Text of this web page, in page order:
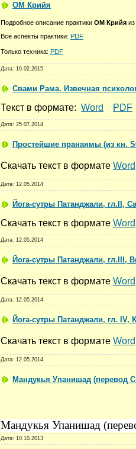
ОМ Крийя
Подробное описание практики ОМ Крийя из
Все аспекты практики: PDF
Только техника: PDF
Дата: 10.02.2015
Свами Рама. Извечная
Текст в формате: Word PDF
Дата: 25.07.2014
Простейшие пранаямы (из кн.
Скачать текст в формате Word
Дата: 12.05.2014
Йога-сутры Патанджали, гл.II,
Скачать текст в формате Word
Дата: 12.05.2014
Йога-сутры Патанджали, гл.III,
Скачать текст в формате Word
Дата: 12.05.2014
Йога-сутры Патанджали, гл. IV,
Скачать текст в формате Word
Дата: 12.05.2014
Мандукья Упанишад (перевод
Мандукья Упанишад
Дата: 10.10.2013